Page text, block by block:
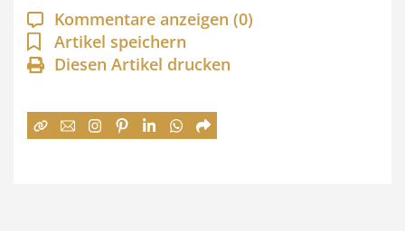
a
n
n
:
Kommentare anzeigen (0)
Artikel speichern
Diesen Artikel drucken